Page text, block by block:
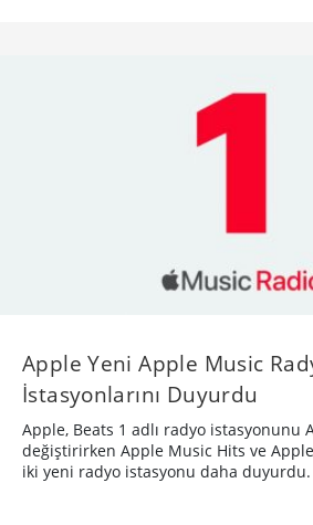
Apple Yeni Apple Music
İstasyonlarını Duyurdu
Apple, Beats 1 adlı radyo istasyonunu
değiştirirken Apple Music Hits ve
iki yeni radyo istasyonu daha duyurdu.